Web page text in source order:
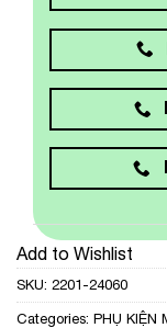
Add to Wishlist
SKU: 2201-24060
Categories: PHỤ KIỆN